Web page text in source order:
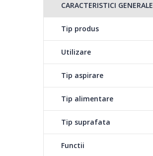
Contoleaza-l de la distanta.
CARACTERISTICI GENERALE
Tip produs
Utilizare
Tip aspirare
Tip alimentare
Tip suprafata
Functii